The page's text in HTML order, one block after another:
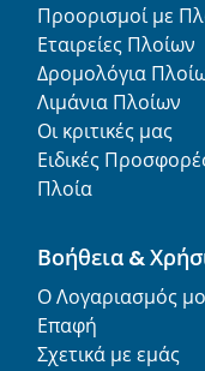
Προορισμοί με
Εταιρείες Πλοίων
Δρομολόγια
Λιμάνια Πλοίων
Οι κριτικές μας
Ειδικές
Πλοία
Βοήθεια &
Ο Λογαριασμός
Επαφή
Σχετικά με εμάς